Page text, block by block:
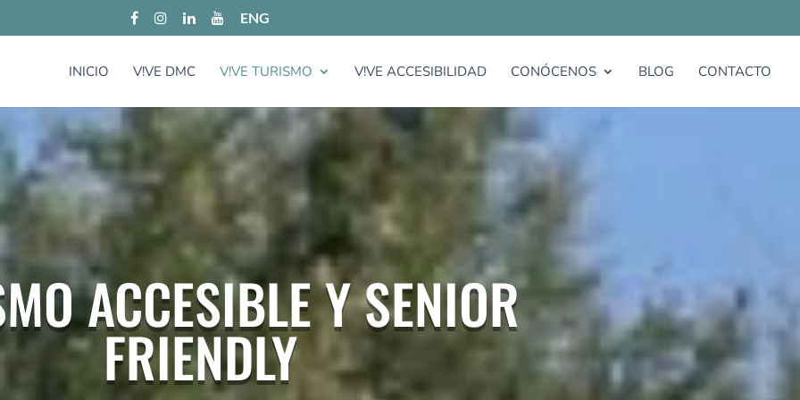
ENG
INICIO V!VE DMC V!VE TURISMO V!VE ACCESIBILIDAD CONÓCENOS BLOG CONTACTO
ACCESIBLE Y SENIOR
FRIENDLY